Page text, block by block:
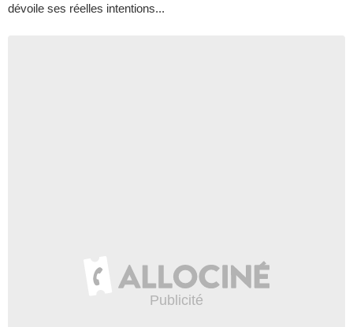
dévoile ses réelles intentions...